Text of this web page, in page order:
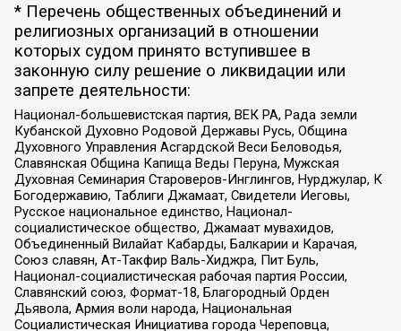
* Перечень общественных объединений и
религиозных организаций в отношении
которых судом принято вступившее в
законную силу решение о ликвидации или
запрете деятельности:
Национал-большевистская партия, ВЕК РА, Рада земли
Кубанской Духовно Родовой Державы Русь, Община
Духовного Управления Асгардской Веси Беловодья,
Славянская Община Капища Веды Перуна, Мужская
Духовная Семинария Староверов-Инглингов, Нурджулар, К
Богодержавию, Таблиги Джамаат, Свидетели Иеговы,
Русское национальное единство, Национал-
социалистическое общество, Джамаат мувахидов,
Объединенный Вилайат Кабарды, Балкарии и Карачая,
Союз славян, Ат-Такфир Валь-Хиджра, Пит Буль,
Национал-социалистическая рабочая партия России,
Славянский союз, Формат-18, Благородный Орден
Дьявола, Армия воли народа, Национальная
Социалистическая Инициатива города Череповца,